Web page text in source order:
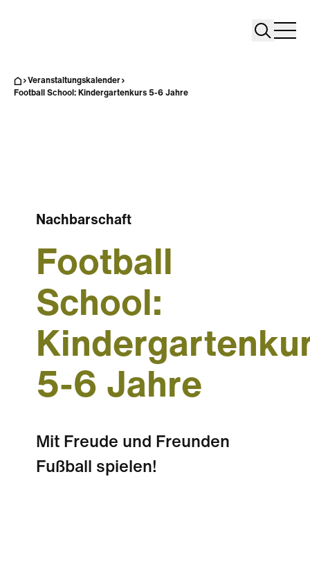
Search
Veranstaltungskalender
Football School: Kindergartenkurs 5-6 Jahre
Nachbarschaft
Football
School:
5-6 Jahre
Mit Freude und Freunden
Fußball spielen!